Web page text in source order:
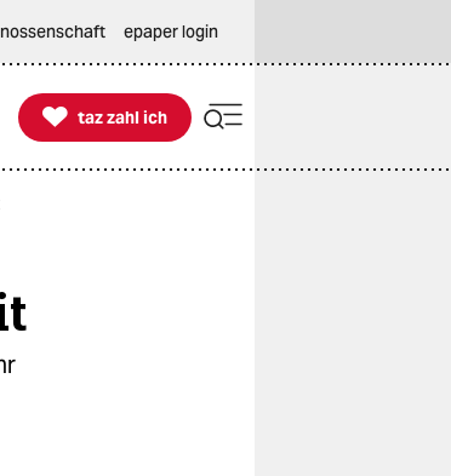
epaper login

taz zahl ich
taz zahl ich